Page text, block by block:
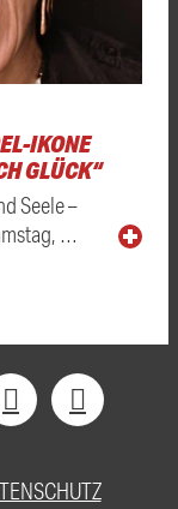
IKONE
GLÜCK“
Seele –
…